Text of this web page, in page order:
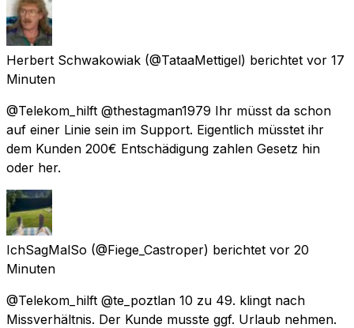
Herbert Schwakowiak (@TataaMettigel) berichtet vor 17
Minuten
@Telekom_hilft @thestagman1979 Ihr müsst da schon
auf einer Linie sein im Support. Eigentlich müsstet ihr
dem Kunden 200€ Entschädigung zahlen Gesetz hin
oder her.
IchSagMalSo (@Fiege_Castroper) berichtet vor 20
Minuten
@Telekom_hilft @te_poztlan 10 zu 49. klingt nach
Missverhältnis. Der Kunde musste ggf. Urlaub nehmen.